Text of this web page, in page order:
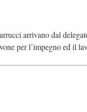
arrivano dal
per l’impegno ed il